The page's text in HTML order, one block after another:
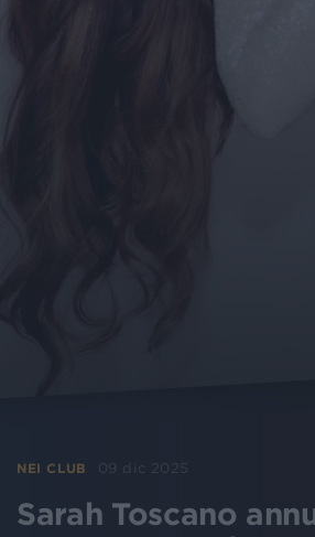
NEI CLUB 09 dic 2025
Sarah Toscano